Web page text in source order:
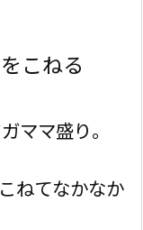
こねる
ママ盛り。
ねてなかなか